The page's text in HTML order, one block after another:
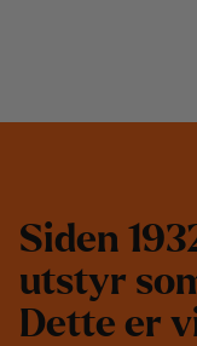
Siden 193
utstyr so
Dette er v